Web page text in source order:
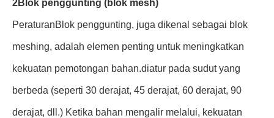
2Blok penggunting (blok mesh)
PeraturanBlok penggunting, juga dikenal sebagai blok
meshing, adalah elemen penting untuk meningkatkan
kekuatan pemotongan bahan.diatur pada sudut yang
berbeda (seperti 30 derajat, 45 derajat, 60 derajat, 90
derajat, dll.) Ketika bahan mengalir melalui, kekuatan